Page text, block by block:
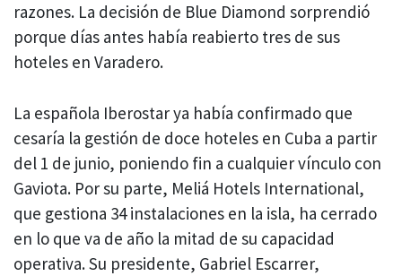
razones. La decisión de Blue Diamond sorprendió
porque días antes había reabierto tres de sus
hoteles en Varadero.
La española Iberostar ya había confirmado que
cesaría la gestión de doce hoteles en Cuba a partir
del 1 de junio, poniendo fin a cualquier vínculo con
Gaviota. Por su parte, Meliá Hotels International,
que gestiona 34 instalaciones en la isla, ha cerrado
en lo que va de año la mitad de su capacidad
operativa. Su presidente, Gabriel Escarrer,